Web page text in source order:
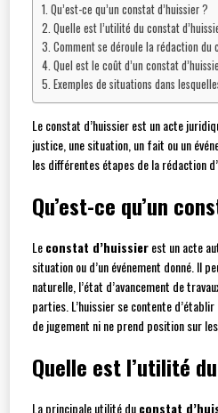
Qu’est-ce qu’un constat d’huissier ?
Quelle est l’utilité du constat
Comment se déroule la rédaction du
Quel est le coût d’un constat
Exemples de situations dans
Le constat d’huissier est un acte
justice, une situation, un fait ou un
les différentes étapes de la rédaction
Qu’est-ce qu’un
Leconstat d’huissierest un acte
situation ou d’un événement donné. Il
naturelle, l’état d’avancement de
parties. L’huissier se contente
de jugement ni ne prend position sur
Quelle est l’utilité
La principale utilité duconstat